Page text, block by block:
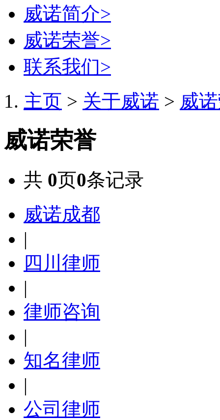
威诺简介>
威诺荣誉>
联系我们>
主页 > 关于威诺 > 威
威诺荣誉
共 0页0条记录
威诺成都
|
四川律师
|
律师咨询
|
知名律师
|
公司律师